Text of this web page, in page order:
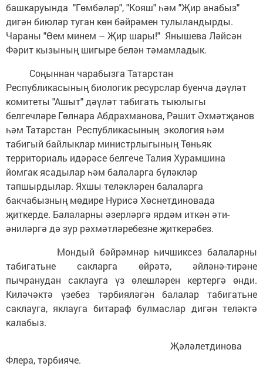
башкаруында "Гөмбәләр", "Кояш" һәм "Җир анабыз"
дигән биюләр туган көн бәйрәмен тулыландырды.
Чараны "Өем минем – Җир шары!" Янышева Ләйсән
Фәрит кызының шигыре белән тәмамладык.
Соңыннан чарабызга Татарстан
Республикасының биологик ресурслар буенча дәүләт
комитеты "Ашыт" дәүләт табигать тыюлыгы
белгечләре Гөлнара Абдрахманова, Рәшит Әхмәтҗанов
һәм Татарстан Республикасының экология һәм
табигый байлыклар министрлыгының Төньяк
территориаль идәрәсе белгече Талия Хурамшина
йомгак ясадылар һәм балаларга бүләкләр
тапшырдылар. Яхшы теләкләрен балаларга
бакчабызның мөдире Нурисә Хөснетдиновада
җиткерде. Балаларны әзерләргә ярдәм иткән әти-
әниләргә дә зур рәхмәтләребезне җиткерәбез.
Мондый бәйрәмнәр һичшиксез балаларны
табигатьне сакларга өйрәтә, әйләнә-тирәне
пычранудан саклауга үз өлешләрен кертергә өнди.
Киләчәктә үзебез тәрбияләгән балалар табигатьне
саклауга, яклауга битараф булмаслар дигән теләктә
калабыз.
Җәләлетдинова
Флера, тәрбияче.